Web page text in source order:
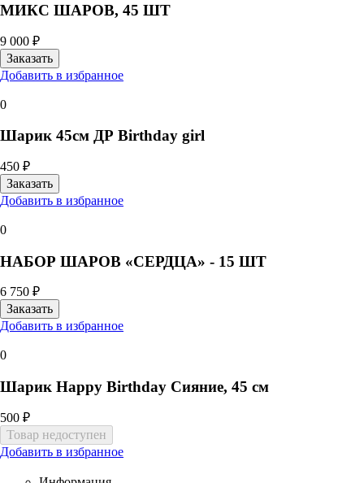
МИКС ШАРОВ, 45 ШТ
9 000 ₽
Добавить в избранное
0
Шарик 45см ДР Birthday girl
450 ₽
Добавить в избранное
0
НАБОР ШАРОВ «СЕРДЦА» - 15 ШТ
6 750 ₽
Добавить в избранное
0
Шарик Happy Birthday Сияние, 45 см
500 ₽
Добавить в избранное